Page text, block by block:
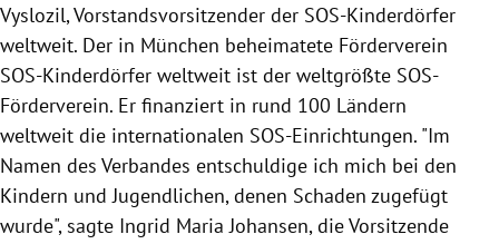
Vyslozil, Vorstandsvorsitzender der SOS-Kinderdörfer
weltweit. Der in München beheimatete Förderverein
SOS-Kinderdörfer weltweit ist der weltgrößte SOS-
Förderverein. Er finanziert in rund 100 Ländern
weltweit die internationalen SOS-Einrichtungen. "Im
Namen des Verbandes entschuldige ich mich bei den
Kindern und Jugendlichen, denen Schaden zugefügt
wurde", sagte Ingrid Maria Johansen, die Vorsitzende